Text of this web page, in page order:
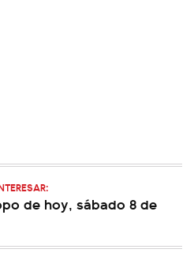
de hoy, sábado 8 de